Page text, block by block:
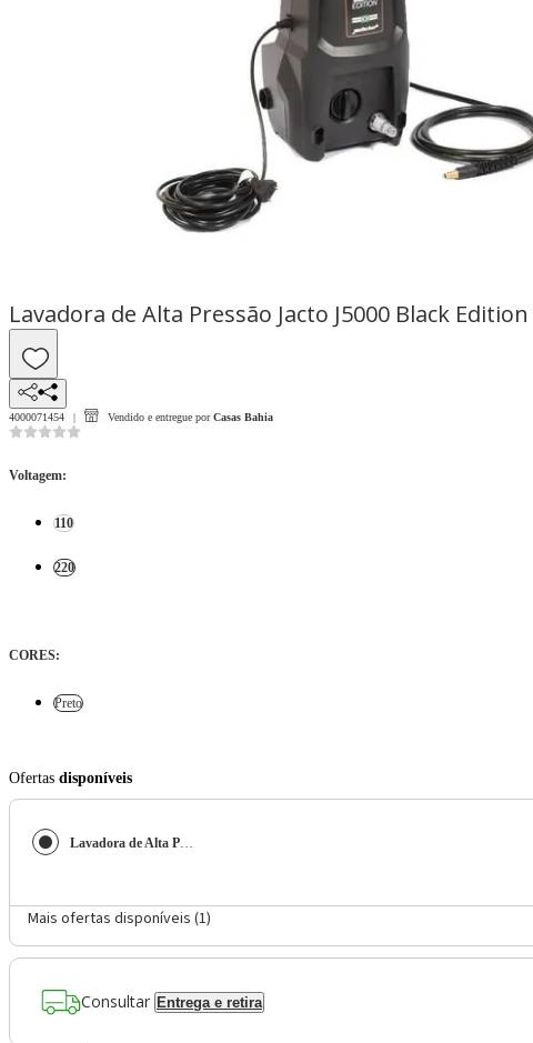
Lavadora de Alta Pressão Jacto J5000 Black
4000071454 Vendido e entregue por Casas Bahia
Voltagem:
110
220
CORES:
Preto
Ofertas disponíveis
Lavadora de Alta Pressão Jacto J5000 Black Edition 1300W - Preta
Mais ofertas disponíveis (1)
Consultar Entrega e retira